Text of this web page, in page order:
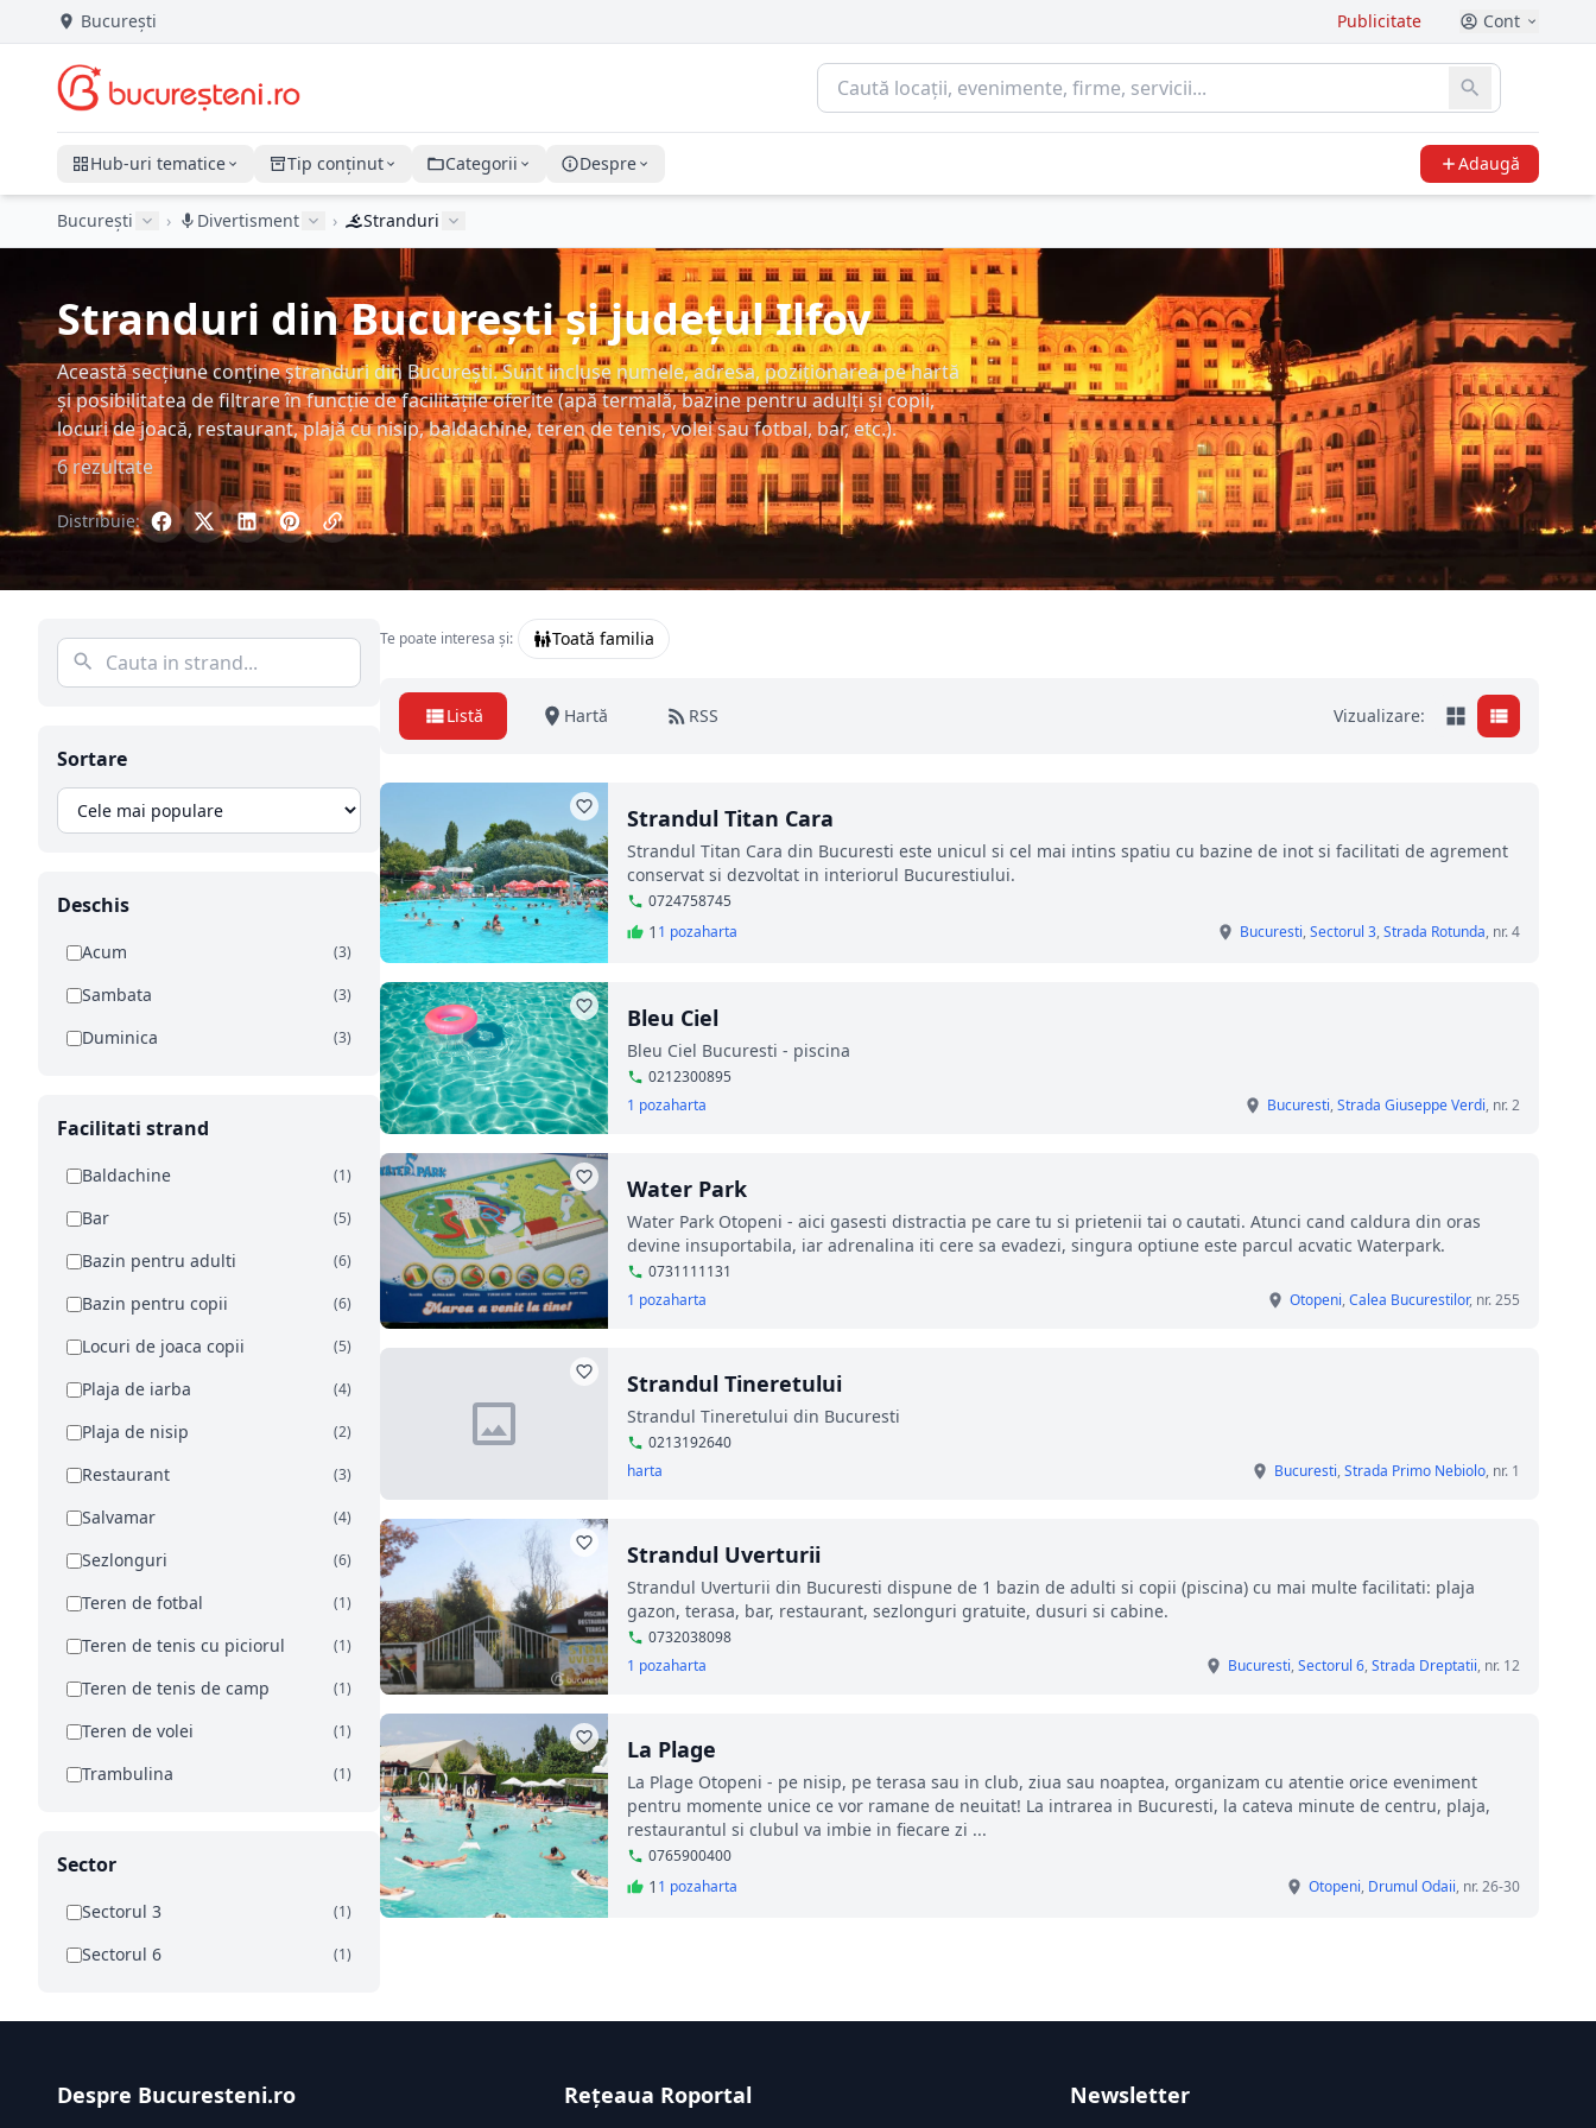
București Publicitate Cont
Hub-uri tematice Tip conținut Categorii Despre Adaugă
București › Divertisment › Stranduri
Stranduri din București și județul Ilfov
Această secțiune conține ștranduri din București. Sunt incluse numele, adresa, poziționarea pe hartă
și posibilitatea de filtrare în funcție de facilitățile oferite (apă termală, bazine pentru adulți și copii,
locuri de joacă, restaurant, plajă cu nisip, baldachine, teren de tenis, volei sau fotbal, bar, etc.).
6 rezultate
Distribuie:
Sortare
Deschis
Acum (3)
Sambata (3)
Duminica (3)
Facilitati strand
Baldachine (1)
Bar (5)
Bazin pentru adulti (6)
Bazin pentru copii (6)
Locuri de joaca copii (5)
Plaja de iarba (4)
Plaja de nisip (2)
Restaurant (3)
Salvamar (4)
Sezlonguri (6)
Teren de fotbal (1)
Teren de tenis cu piciorul (1)
Teren de tenis de camp (1)
Teren de volei (1)
Trambulina (1)
Sector
Sectorul 3 (1)
Sectorul 6 (1)
Te poate interesa și: Toată familia
Listă Hartă RSS Vizualizare:
Strandul Titan Cara
Strandul Titan Cara din Bucuresti este unicul si cel mai intins spatiu cu bazine de inot si facilitati de agrement
conservat si dezvoltat in interiorul Bucurestiului.
0724758745
1 1 pozaharta Bucuresti,Sectorul 3,Strada Rotunda, nr. 4
Bleu Ciel
Bleu Ciel Bucuresti - piscina
0212300895
1 pozaharta Bucuresti,Strada Giuseppe Verdi, nr. 2
Water Park
Water Park Otopeni - aici gasesti distractia pe care tu si prietenii tai o cautati. Atunci cand caldura din oras
devine insuportabila, iar adrenalina iti cere sa evadezi, singura optiune este parcul acvatic Waterpark.
0731111131
1 pozaharta Otopeni,Calea Bucurestilor, nr. 255
Strandul Tineretului
Strandul Tineretului din Bucuresti
0213192640
harta
Bucuresti,Strada Primo Nebiolo, nr. 1
Strandul Uverturii
Strandul Uverturii din Bucuresti dispune de 1 bazin de adulti si copii (piscina) cu mai multe facilitati: plaja
gazon, terasa, bar, restaurant, sezlonguri gratuite, dusuri si cabine.
0732038098
1 pozaharta Bucuresti,Sectorul 6,Strada Dreptatii, nr. 12
La Plage
La Plage Otopeni - pe nisip, pe terasa sau in club, ziua sau noaptea, organizam cu atentie orice eveniment
pentru momente unice ce vor ramane de neuitat! La intrarea in Bucuresti, la cateva minute de centru, plaja,
restaurantul si clubul va imbie in fiecare zi ...
0765900400
1 1 pozaharta Otopeni, Drumul Odaii, nr. 26-30
Despre Bucuresteni.ro Rețeaua Roportal Newsletter